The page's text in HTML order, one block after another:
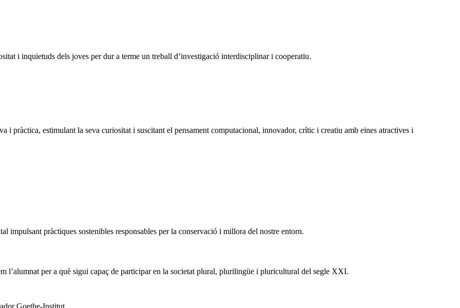
i inquietuds dels joves per dur a terme un treball d’investigació interdisciplinar i cooperatiu.
i pràctica, estimulant la seva curiositat i suscitant el pensament computacional, innovador, crític i creatiu amb eines atractives i
impulsant pràctiques sostenibles responsables per la conservació i millora del nostre entorn.
l’alumnat per a què sigui capaç de participar en la societat plural, plurilingüe i pluricultural del segle XXI.